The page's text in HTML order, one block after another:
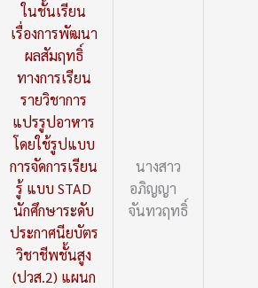
ในชั้นเรียน
เรื่องการพัฒนา
ผลสัมฤทธิ์
ทางการเรียน
รายวิชาการ
แปรรูปอาหาร
โดยใช้รูปแบบ
การจัดการเรียน
รู้ แบบ STAD
นักศึกษาระดับ
ประกาศนียบัตร
วิชาชีพชั้นสูง
(ปวส.2) แผนก
นางสาว
อภิญญา
จันทวฤทธิ์